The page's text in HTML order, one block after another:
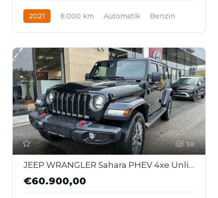
2021 8.000 km Automatik
Benzin
10
JEEP WRANGLER Sahara PHEV 4xe Unlimited *80th Anniversa
€60.900,00